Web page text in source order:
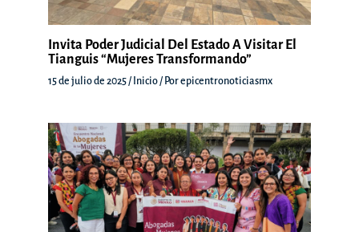
Invita Poder Judicial Del Estado A Visitar El
Tianguis “Mujeres Transformando”
15 de julio de 2025/ Inicio/ Porepicentronoticiasmx